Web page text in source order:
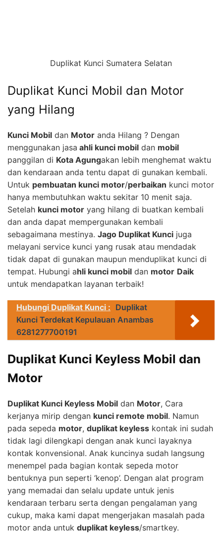
Duplikat Kunci Sumatera Selatan
Duplikat Kunci Mobil dan Motor
yang Hilang
Kunci Mobil dan Motor anda Hilang ? Dengan
menggunakan jasa ahli kunci mobil dan mobil
panggilan di Kota Agungakan lebih menghemat waktu
dan kendaraan anda tentu dapat di gunakan kembali.
Untuk pembuatan kunci motor/perbaikan kunci motor
hanya membutuhkan waktu sekitar 10 menit saja.
Setelah kunci motor yang hilang di buatkan kembali
dan anda dapat mempergunakan kembali
sebagaimana mestinya. Jago Duplikat Kunci juga
melayani service kunci yang rusak atau mendadak
tidak dapat di gunakan maupun menduplikat kunci di
tempat. Hubungi ahli kunci mobil dan motor Daik
untuk mendapatkan layanan terbaik!
Hubungi Duplikat Kunci : Duplikat
Kunci Terdekat Kepulauan Anambas
6281277700191
Duplikat Kunci Keyless Mobil dan
Motor
Duplikat Kunci Keyless Mobil dan Motor, Cara
kerjanya mirip dengan kunci remote mobil. Namun
pada sepeda motor, duplikat keyless kontak ini sudah
tidak lagi dilengkapi dengan anak kunci layaknya
kontak konvensional. Anak kuncinya sudah langsung
menempel pada bagian kontak sepeda motor
bentuknya pun seperti ‘kenop’. Dengan alat program
yang memadai dan selalu update untuk jenis
kendaraan terbaru serta dengan pengalaman yang
cukup, maka kami dapat mengerjakan masalah pada
motor anda untuk duplikat keyless/smartkey.